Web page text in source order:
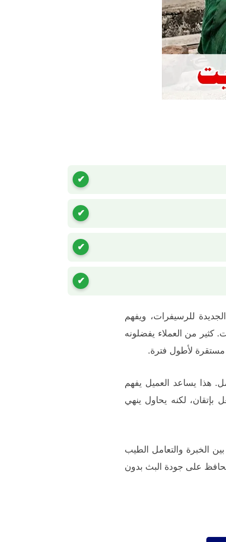
للرسيفرات، ويفهم
كثير من العملاء يفضلونه
لأطول فترة.
هذا يساعد العميل يفهم
لكنه يحاول ينهي
الخبرة والتعامل الطيب
على جودة البث بدون